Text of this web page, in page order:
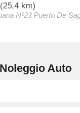
(25,4 km)
Nº23 Puerto De
Auto